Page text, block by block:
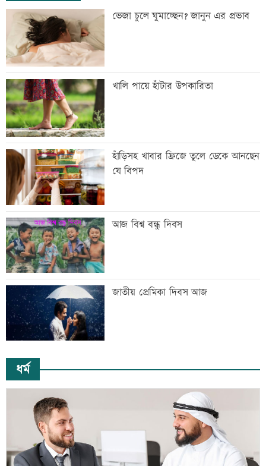
ভেজা চুলে ঘুমাচ্ছেন? জানুন এর প্রভাব
খালি পায়ে হাঁটার উপকারিতা
হাঁড়িসহ খাবার ফ্রিজে তুলে ডেকে আনছেন
যে বিপদ
আজ বিশ্ব বন্ধু দিবস
জাতীয় প্রেমিকা দিবস আজ
ধর্ম